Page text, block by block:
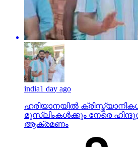
india1 day ago
ഹരിയാനയില്‍
മുസ്‌ലിംകള്‍ക്കും നേരെ
ആക്രമണം